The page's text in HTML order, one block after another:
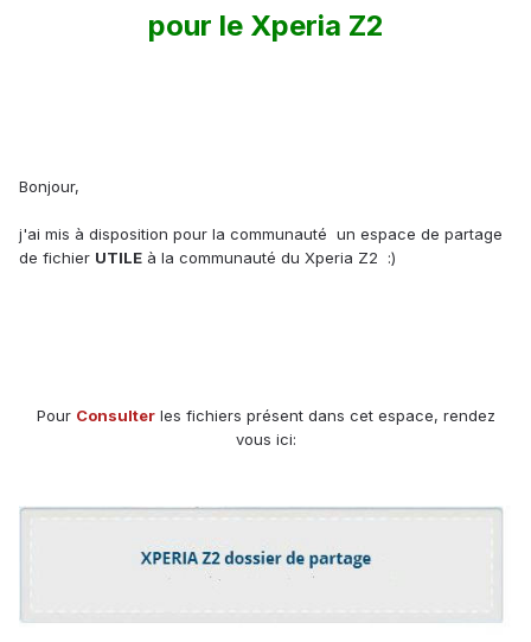
pour le Xperia Z2
Bonjour,
j'ai mis à disposition pour la communauté un espace de partage
de fichier UTILE à la communauté du Xperia Z2 :)
Pour Consulter les fichiers présent dans cet espace, rendez
vous ici: